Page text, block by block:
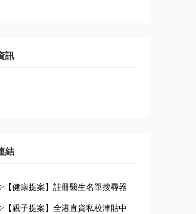
訊
結
【健康提案】註冊醫生名單搜尋器
【親子提案】全港直資私校津貼中